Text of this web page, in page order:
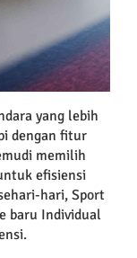
yang lebih
dengan fitur
memilih
efisiensi
hari, Sport
baru Individual